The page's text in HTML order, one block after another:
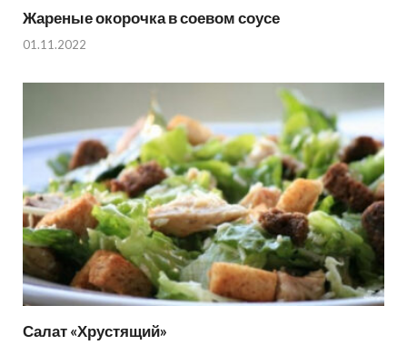
Жареные окорочка в соевом соусе
01.11.2022
Салат «Хрустящий»